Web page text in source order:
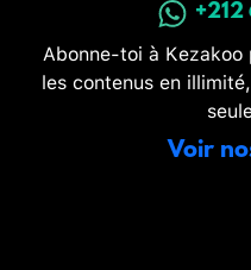
Abonne-toi à
les contenus en
Voir